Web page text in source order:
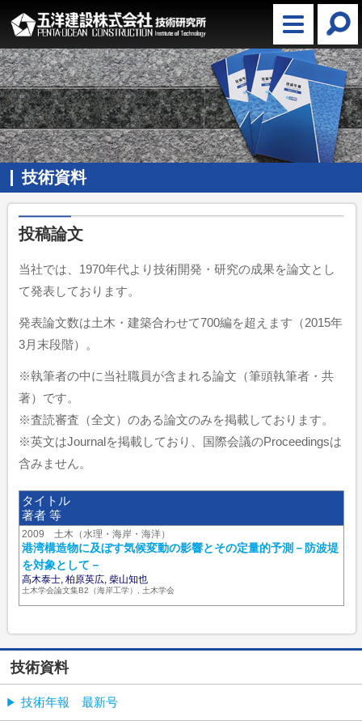
技術資料
投稿論文
当社では、1970年代より技術開発・研究の成果を論文とし
て発表しております。
発表論文数は土木・建築合わせて700編を超えます（2015年
3月末段階）。
※執筆者の中に当社職員が含まれる論文（筆頭執筆者・共
著）です。
※査読審査（全文）のある論文のみを掲載しております。
※英文はJournalを掲載しており、国際会議のProceedingsは
含みません。
タイトル
著者 等
2009 土木（水理・海岸・海洋）
港湾構造物に及ぼす気候変動の影響とその定量的予測－防波堤
を対象として－
高木泰士, 柏原英広, 柴山知也
土木学会論文集B2（海岸工学）, 土木学会
技術資料
技術年報 最新号